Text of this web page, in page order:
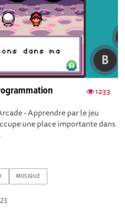
1233
- Apprendre par le jeu
une place importante dans
MUSIQUE